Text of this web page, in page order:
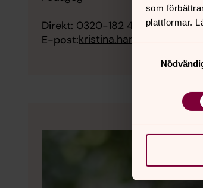
som
plattformar.
Direkt: 0320-182 40 Mobil: 073-
E-post: